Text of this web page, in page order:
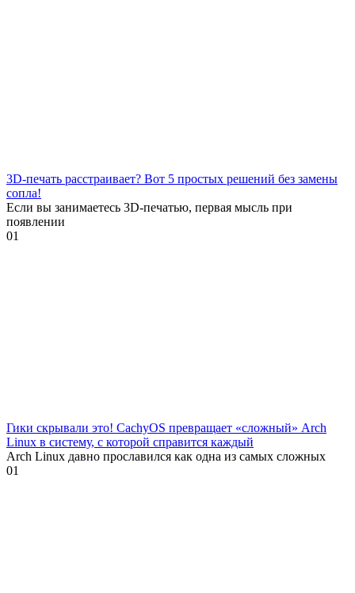
3D-печать расстраивает? Вот 5 простых решений без замены
сопла!
Если вы занимаетесь 3D-печатью, первая мысль при
появлении
01
Гики скрывали это! CachyOS превращает «сложный» Arch
Linux в систему, с которой справится каждый
Arch Linux давно прославился как одна из самых сложных
01